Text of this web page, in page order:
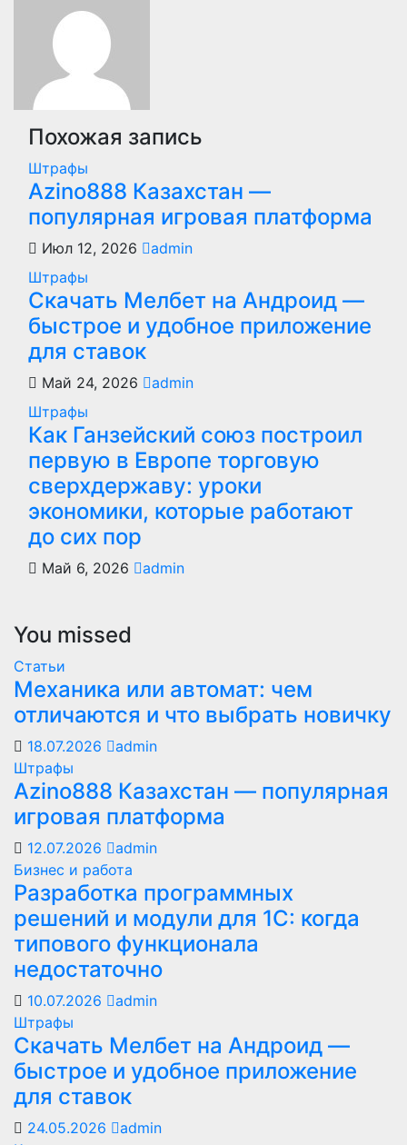
Похожая запись
Штрафы
Azino888 Казахстан —
популярная игровая платформа
Июл 12, 2026
admin
Штрафы
Скачать Мелбет на Андроид —
быстрое и удобное приложение
для ставок
Май 24, 2026
admin
Штрафы
Как Ганзейский союз построил
первую в Европе торговую
сверхдержаву: уроки
экономики, которые работают
до сих пор
Май 6, 2026 admin
You missed
Статьи
Механика или автомат: чем
отличаются и что выбрать новичку
18.07.2026
admin
Штрафы
Azino888 Казахстан — популярная
игровая платформа
12.07.2026
admin
Бизнес и работа
Разработка программных
решений и модули для 1С: когда
типового функционала
недостаточно
10.07.2026
admin
Штрафы
Скачать Мелбет на Андроид —
быстрое и удобное приложение
для ставок
24.05.2026
admin